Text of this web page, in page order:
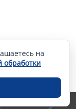
на
обработки